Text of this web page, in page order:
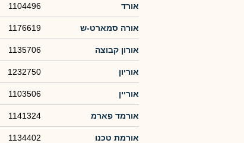
אורד 1104496
אורה סמארט-ש 1176619
אורון קבוצה 1135706
אוריון 1232750
אוריין 1103506
אורמד פארמ 1141324
אורמת טכנו 1134402